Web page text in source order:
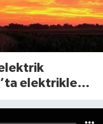
elektrikler